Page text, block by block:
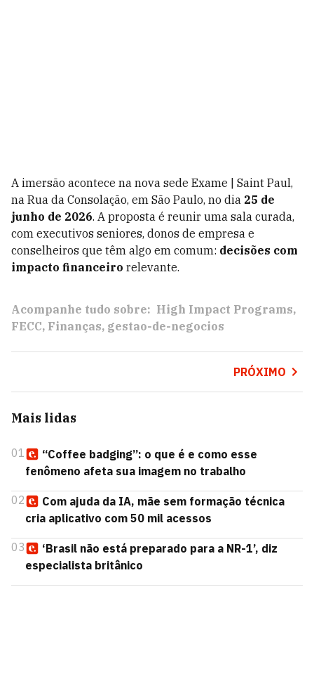
A imersão acontece na nova sede Exame | Saint Paul,
na Rua da Consolação, em São Paulo, no dia 25 de
junho de 2026. A proposta é reunir uma sala curada,
com executivos seniores, donos de empresa e
conselheiros que têm algo em comum: decisões com
impacto financeiro relevante.
Acompanhe tudo sobre: High Impact Programs
FECC Finanças gestao-de-negocios
PRÓXIMO
Mais lidas
01
“Coffee badging”: o que é e como esse
fenômeno afeta sua imagem no trabalho
02
Com ajuda da IA, mãe sem formação técnica
cria aplicativo com 50 mil acessos
03
‘Brasil não está preparado para a NR-1’, diz
especialista britânico